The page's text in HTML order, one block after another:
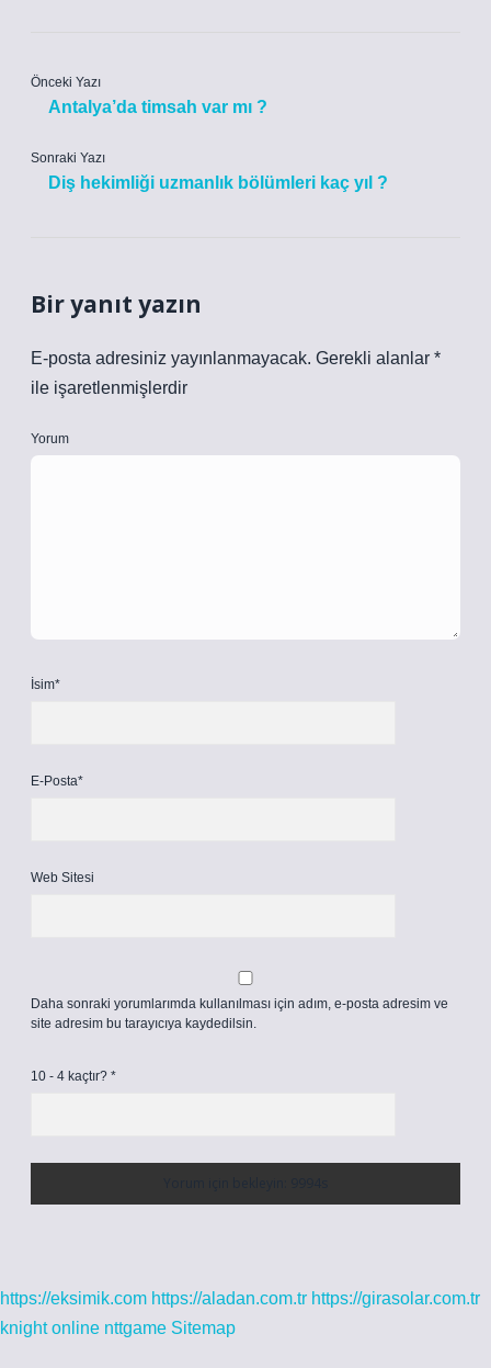
Önceki Yazı
Antalya’da timsah var mı ?
Sonraki Yazı
Diş hekimliği uzmanlık bölümleri kaç yıl ?
Bir yanıt yazın
E-posta adresiniz yayınlanmayacak. Gerekli alanlar *
ile işaretlenmişlerdir
Yorum
İsim*
E-Posta*
Web Sitesi
Daha sonraki yorumlarımda kullanılması için adım, e-posta adresim ve
site adresim bu tarayıcıya kaydedilsin.
10 - 4 kaçtır? *
https://eksimik.com https://aladan.com.tr https://girasolar.com.tr
knight online nttgame Sitemap